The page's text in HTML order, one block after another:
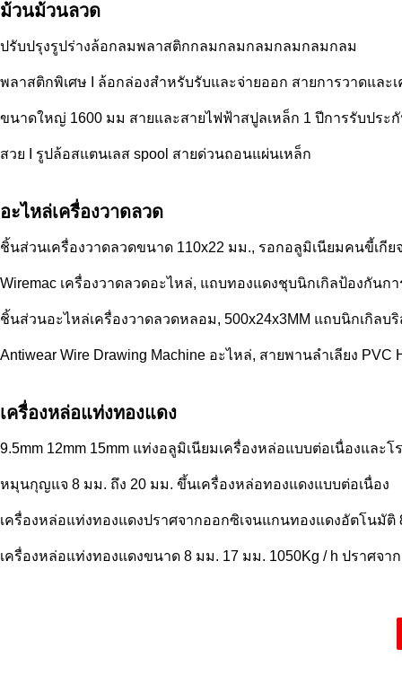
ม้วนม้วนลวด
ปรับปรุงรูปร่างล้อกลมพลาสติกกลมกลมกลมกลมกลมกลม
พลาสติกพิเศษ I ล้อกล่องสําหรับรับและจ่ายออก สายการวาดและเ
ขนาดใหญ่ 1600 มม สายและสายไฟฟ้าสปูลเหล็ก 1 ปีการรับประ
สวย I รูปล้อสแตนเลส spool สายด่วนถอนแผ่นเหล็ก
อะไหล่เครื่องวาดลวด
ชิ้นส่วนเครื่องวาดลวดขนาด 110x22 มม., รอกอลูมิเนียมคนขี้เกีย
Wiremac เครื่องวาดลวดอะไหล่, แถบทองแดงชุบนิกเกิลป้องกันก
ชิ้นส่วนอะไหล่เครื่องวาดลวดหลอม, 500x24x3MM แถบนิกเกิลบ
Antiwear Wire Drawing Machine อะไหล่, สายพานลำเลียง PVC
เครื่องหล่อแท่งทองแดง
9.5mm 12mm 15mm แท่งอลูมิเนียมเครื่องหล่อแบบต่อเนื่องและโ
หมุนกุญแจ 8 มม. ถึง 20 มม. ขึ้นเครื่องหล่อทองแดงแบบต่อเนื่อง
เครื่องหล่อแท่งทองแดงปราศจากออกซิเจนแกนทองแดงอัตโนมัติ
เครื่องหล่อแท่งทองแดงขนาด 8 มม. 17 มม. 1050Kg / h ปราศจา